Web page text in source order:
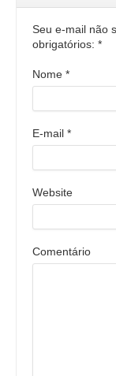
Seu e-mail não
obrigatórios: *
Nome *
E-mail *
Website
Comentário